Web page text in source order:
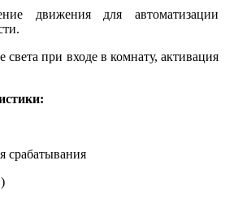
движения для автоматизации
при входе в комнату, активация
срабатывания